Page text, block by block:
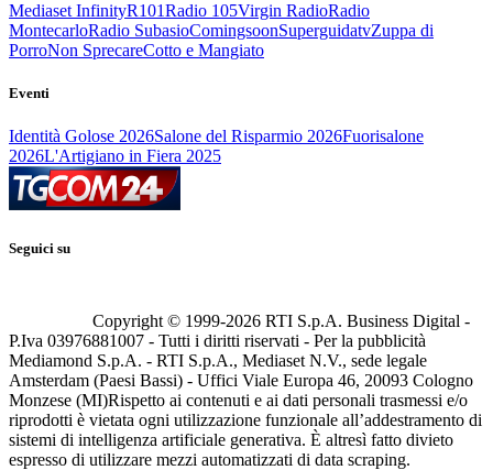
Mediaset InfinityR101Radio 105Virgin RadioRadio
MontecarloRadio SubasioComingsoonSuperguidatvZuppa di
PorroNon SprecareCotto e Mangiato
Eventi
Identità Golose 2026Salone del Risparmio 2026Fuorisalone
2026L'Artigiano in Fiera 2025
Seguici su
Copyright © 1999-2026 RTI S.p.A. Business Digital -
P.Iva 03976881007 - Tutti i diritti riservati - Per la pubblicità
Mediamond S.p.A. - RTI S.p.A., Mediaset N.V., sede legale
Amsterdam (Paesi Bassi) - Uffici Viale Europa 46, 20093 Cologno
Monzese (MI)Rispetto ai contenuti e ai dati personali trasmessi e/o
riprodotti è vietata ogni utilizzazione funzionale all’addestramento di
sistemi di intelligenza artificiale generativa. È altresì fatto divieto
espresso di utilizzare mezzi automatizzati di data scraping.